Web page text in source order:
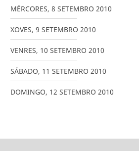
MÉRCORES, 8 SETEMBRO 2010
XOVES, 9 SETEMBRO 2010
VENRES, 10 SETEMBRO 2010
SÁBADO, 11 SETEMBRO 2010
DOMINGO, 12 SETEMBRO 2010